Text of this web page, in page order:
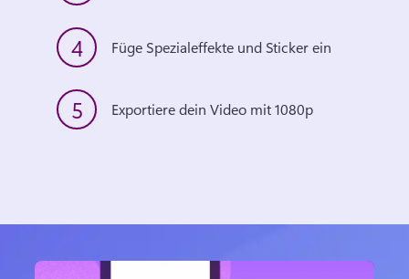
4 Füge Spezialeffekte und Sticker ein
5 Exportiere dein Video mit 1080p